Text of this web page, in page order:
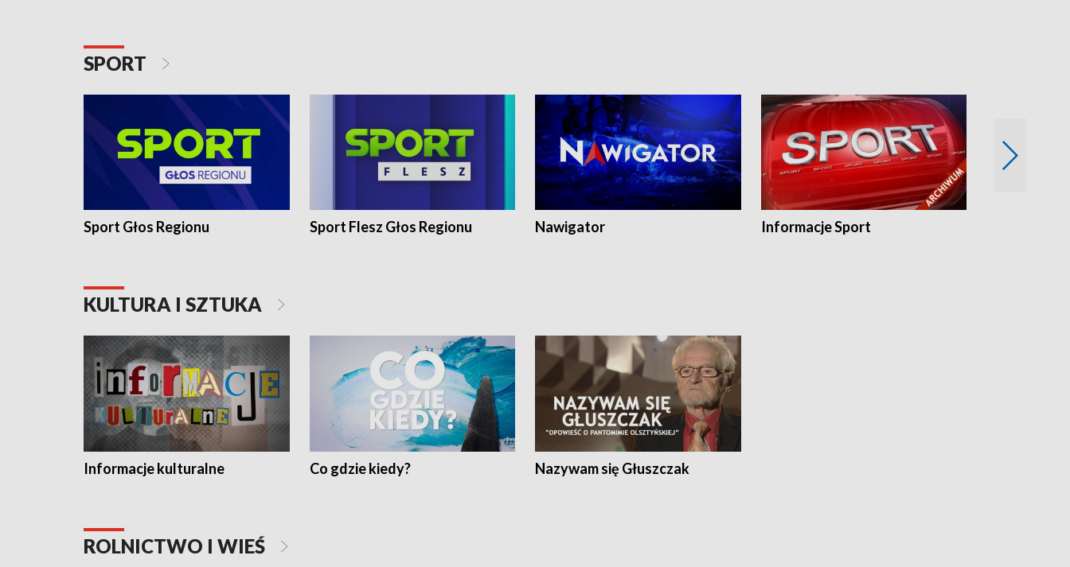
SPORT
Sport Głos Regionu Sport Flesz Głos Regionu Nawigator Informacje Sport
KULTURA I SZTUKA
Informacje kulturalne Co gdzie kiedy? Nazywam się Głuszczak
ROLNICTWO I WIEŚ